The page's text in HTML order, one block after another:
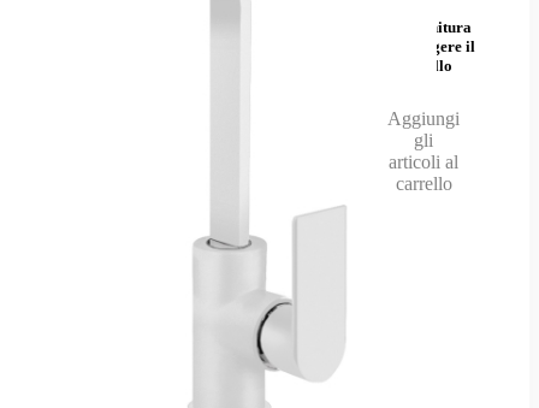
Scegli la finitura
per aggiungere il
kit al carrello
Aggiungi
gli
articoli al
carrello